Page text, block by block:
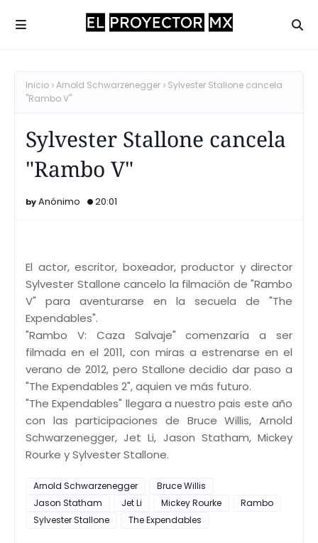
Inicio Arnold Schwarzenegger
Sylvester Stallone cancela
"Rambo V"
Sylvester Stallone cancela
"Rambo V"
Anónimo 20:01
El actor, escritor, boxeador, productor y director
Sylvester Stallone cancelo la filmación de "Rambo
V" para aventurarse en la secuela de "The
Expendables".
"Rambo V: Caza Salvaje" comenzaría a ser
filmada en el 2011, con miras a estrenarse en el
verano de 2012, pero Stallone decidio dar paso a
"The Expendables 2", aquien ve más futuro.
"The Expendables" llegara a nuestro pais este año
con las participaciones de Bruce Willis, Arnold
Schwarzenegger, Jet Li, Jason Statham, Mickey
Rourke y Sylvester Stallone.
Arnold Schwarzenegger
Bruce Willis
Jason Statham
Jet Li Mickey Rourke
Rambo
Sylvester Stallone
The Expendables